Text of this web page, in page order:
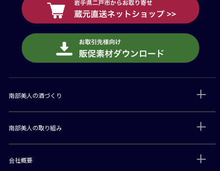
南部美人の酒づくり
南部美人の取り組み
会社概要